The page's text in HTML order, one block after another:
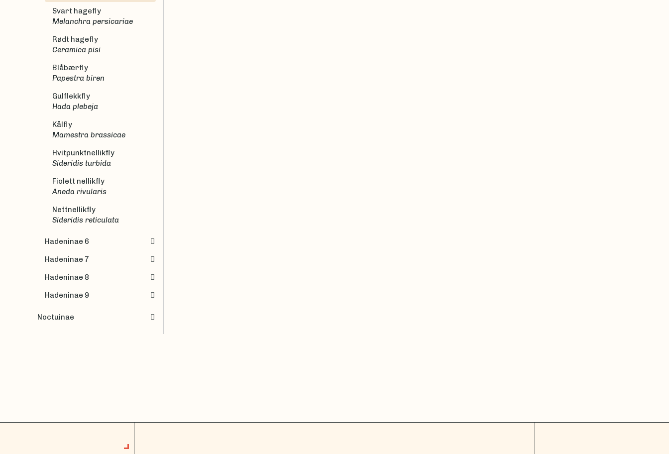
Svart hagefly
Melanchra persicariae
Rødt hagefly
Ceramica pisi
Blåbærfly
Papestra biren
Gulflekkfly
Hada plebeja
Kålfly
Mamestra brassicae
Hvitpunktnellikfly
Sideridis turbida
Fiolett nellikfly
Aneda rivularis
Nettnellikfly
Sideridis reticulata
Hadeninae 6
Hadeninae 7
Hadeninae 8
Hadeninae 9
Noctuinae